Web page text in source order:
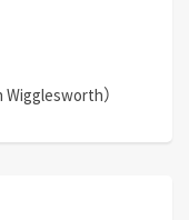
Wigglesworth）